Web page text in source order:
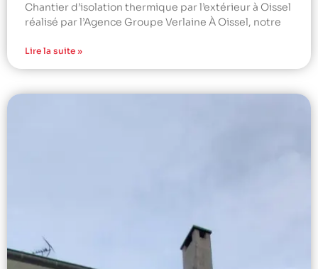
Chantier d’isolation thermique par l’extérieur à Oissel
réalisé par l’Agence Groupe Verlaine À Oissel, notre
Lire la suite »